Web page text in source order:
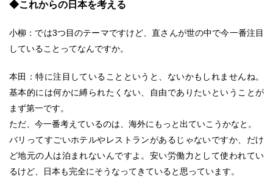
◆これからの日本を考える
小柳：では3つ目のテーマですけど、直さんが世の中で今一番注目
していることってなんですか。
本田：特に注目していることというと、ないかもしれませんね。
基本的には何かに縛られたくない、自由でありたいということが
まず第一です。
ただ、今一番考えているのは、海外にもっと出ていこうかなと。
バリってすごいホテルやレストランがあるじゃないですか、だけ
ど地元の人は泊まれないんですよ。安い労働力として使われてい
るけど、日本も完全にそうなってきていると思っています。